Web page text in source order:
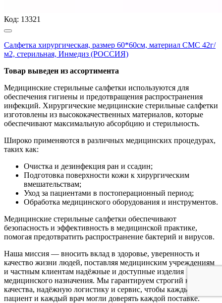
Код: 13321
Салфетка хирургическая, размер 60*60см, материал СМС 42г/
м2, стерильная, Инмедиз (РОССИЯ)
Товар выведен из ассортимента
Медицинские стерильные салфетки используются для
обеспечения гигиены и предотвращения распространения
инфекций. Хирургические медицинские стерильные салфетки
изготовлены из высококачественных материалов, которые
обеспечивают максимальную абсорбцию и стерильность.
Широко применяются в различных медицинских процедурах,
таких как:
Очистка и дезинфекция ран и ссадин;
Подготовка поверхности кожи к хирургическим
вмешательствам;
Уход за пациентами в постоперационный период;
Обработка медицинского оборудования и инструментов.
Медицинские стерильные салфетки обеспечивают
безопасность и эффективность в медицинской практике,
помогая предотвратить распространение бактерий и вирусов.
Наша миссия — вносить вклад в здоровье, уверенность и
качество жизни людей, поставляя медицинским учреждениям
и частным клиентам надёжные и доступные изделия
медицинского назначения. Мы гарантируем строгий контроль
качества, надёжную логистику и сервис, чтобы каждый
пациент и каждый врач могли доверять каждой поставке.